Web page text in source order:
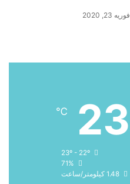
فوریه 23, 2020
23
℃
71%
1.48 کیلومتر/ساعت